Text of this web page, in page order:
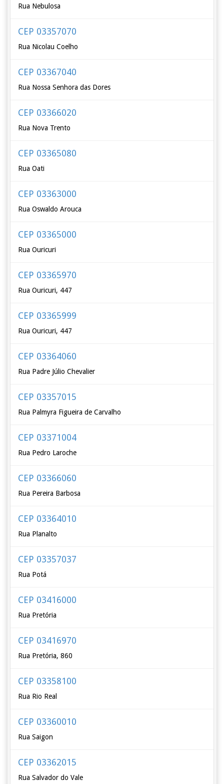
Rua Nebulosa
CEP 03357070
Rua Nicolau Coelho
CEP 03367040
Rua Nossa Senhora das Dores
CEP 03366020
Rua Nova Trento
CEP 03365080
Rua Oati
CEP 03363000
Rua Oswaldo Arouca
CEP 03365000
Rua Ouricuri
CEP 03365970
Rua Ouricuri, 447
CEP 03365999
Rua Ouricuri, 447
CEP 03364060
Rua Padre Júlio Chevalier
CEP 03357015
Rua Palmyra Figueira de Carvalho
CEP 03371004
Rua Pedro Laroche
CEP 03366060
Rua Pereira Barbosa
CEP 03364010
Rua Planalto
CEP 03357037
Rua Potá
CEP 03416000
Rua Pretória
CEP 03416970
Rua Pretória, 860
CEP 03358100
Rua Rio Real
CEP 03360010
Rua Saigon
CEP 03362015
Rua Salvador do Vale